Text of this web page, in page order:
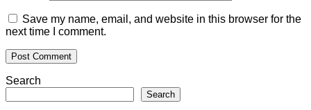
Save my name, email, and website in this browser for the
next time I comment.
Search
Search